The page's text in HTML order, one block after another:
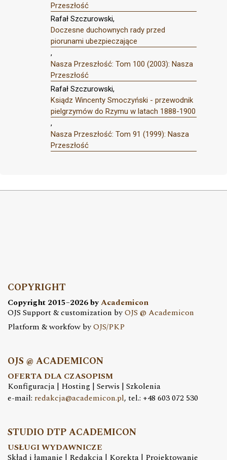
Przeszłość
Rafał Szczurowski,
Doczesne duchownych rady przed
piorunami ubezpieczające
,
Nasza Przeszłość: Tom 100 (2003): Nasza
Przeszłość
Rafał Szczurowski,
Ksiądz Wincenty Smoczyński - przewodnik
pielgrzymów do Rzymu w latach 1888-1900
,
Nasza Przeszłość: Tom 91 (1999): Nasza
Przeszłość
COPYRIGHT
Copyright 2015–2026 byAcademicon
OJS Support & customization byOJS @ Academicon
Platform & workfow byOJS/PKP
OJS @ ACADEMICON
OFERTA DLA CZASOPISM
Konfiguracja | Hosting | Serwis | Szkolenia
e-mail: redakcja@academicon.pl, tel.: +48 603 072 530
STUDIO DTP ACADEMICON
USŁUGI WYDAWNICZE
Skład i łamanie | Redakcja | Korekta | Projektowanie